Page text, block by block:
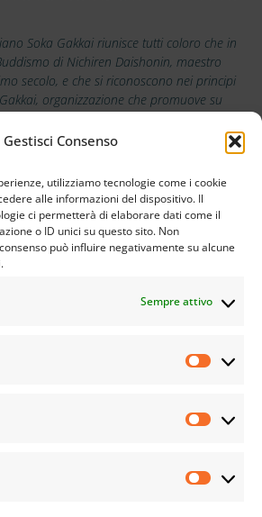
Gestisci Consenso
utilizziamo tecnologie come i cookie
alle informazioni del dispositivo. Il
ci permetterà di elaborare dati come il
o ID unici su questo sito. Non
può influire negativamente su alcune
Sempre attivo
Soka Gakkai riunisce tutti coloro che in
di Nichiren Daishonin, maestro
secolo, e che si riconoscono nei principi
organizzazione che promuove su